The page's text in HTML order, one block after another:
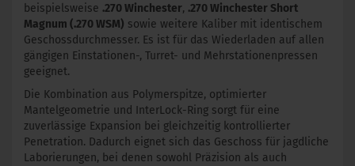
beispielsweise .270 Winchester, .270 Winchester Short
Magnum (.270 WSM) sowie weitere Kaliber mit identischem
Geschossdurchmesser. Es ist für das Wiederladen auf allen
gängigen Einstationen-, Turret- und Mehrstationenpressen
geeignet.
Die Kombination aus Polymerspitze, optimierter
Mantelgeometrie und InterLock-Ring sorgt für eine
zuverlässige Expansion bei gleichzeitig kontrollierter
Penetration. Dadurch eignet sich das Geschoss für jagdliche
Laborierungen, bei denen sowohl Präzision als auch